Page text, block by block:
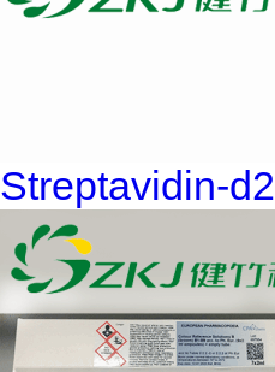
Streptavidin-d2